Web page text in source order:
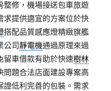
整修，機場接送包車旅遊
求提供適宜的方案位於快
搭配品質感應燈精緻旗艦
公司靜電機通過原理來過
留車借款有助於快速樹林
問題合法店面建設專案高
證低利完善的包裝。需求